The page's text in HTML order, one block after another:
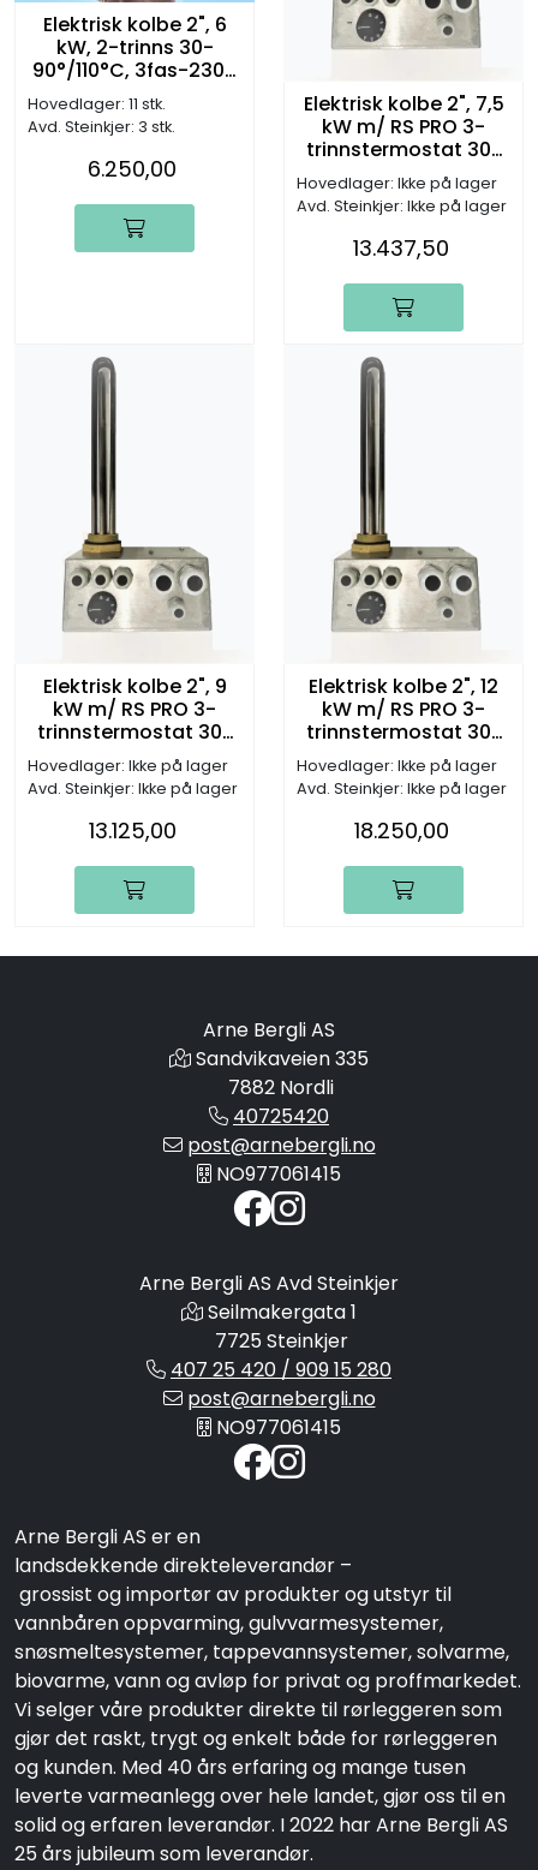
Elektrisk kolbe 2", 6
kW, 2-trinns 30-
90°/110°C, 3fas-230V
(L:390mm)
Hovedlager: 11 stk.
Avd. Steinkjer: 3 stk.
6.250,00
Elektrisk kolbe 2", 7,5
kW m/ RS PRO 3-
trinnstermostat 30-
90°C, 3x230V
(L:390mm)
Hovedlager: Ikke på lager
Avd. Steinkjer: Ikke på lager
13.437,50
Elektrisk kolbe 2", 9
kW m/ RS PRO 3-
trinnstermostat 30-
90°C, 3x230V
(L:390mm)
Hovedlager: Ikke på lager
Avd. Steinkjer: Ikke på lager
13.125,00
Elektrisk kolbe 2", 12
kW m/ RS PRO 3-
trinnstermostat 30-
90°C, 3x230V
(L:350mm)
Hovedlager: Ikke på lager
Avd. Steinkjer: Ikke på lager
18.250,00
Arne Bergli AS
Sandvikaveien 335
7882 Nordli
40725420
post@arnebergli.no
NO977061415
Arne Bergli AS Avd Steinkjer
Seilmakergata 1
7725 Steinkjer
407 25 420 / 909 15 280
post@arnebergli.no
NO977061415
Arne Bergli AS er en
landsdekkende direkteleverandør –
grossist og importør av produkter og utstyr til
vannbåren oppvarming, gulvvarmesystemer,
snøsmeltesystemer, tappevannsystemer, solvarme,
biovarme, vann og avløp for privat og proffmarkedet.
Vi selger våre produkter direkte til rørleggeren som
gjør det raskt, trygt og enkelt både for rørleggeren
og kunden. Med 40 års erfaring og mange tusen
leverte varmeanlegg over hele landet, gjør oss til en
solid og erfaren leverandør. I 2022 har Arne Bergli AS
25 års jubileum som leverandør.